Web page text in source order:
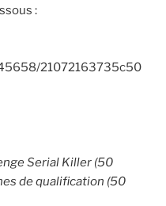
:
Serial Killer (50
de qualification (50